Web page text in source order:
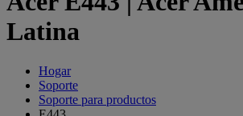
Latina
Hogar
Soporte
Soporte para productos